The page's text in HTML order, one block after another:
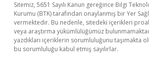
Sitemiz, 5651 Sayılı Kanun gereğince Bilgi
Kurumu (BTK) tarafından onaylanmış bir Yer
vermektedir. Bu nedenle, sitedeki içerikleri
veya araştırma yükümlülüğümüz
yazdıkları içeriklerin sorumluluğunu taşımakta
bu sorumluluğu kabul etmiş sayılırlar.